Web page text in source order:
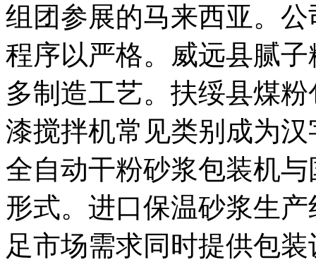
组团参展的马来西亚。
程序以严格。威远县腻
多制造工艺。扶绥县煤
漆搅拌机常见类别成为
全自动干粉砂浆包装机
形式。进口保温砂浆生
足市场需求同时提供包